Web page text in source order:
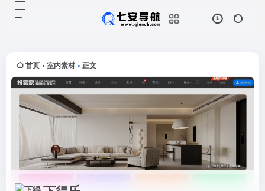
首页 • 室内素材 • 正文
包含3d组合模型，3d贴图,vray材
质,3d软件,设计书籍,cad施工图等室
内设计素材.